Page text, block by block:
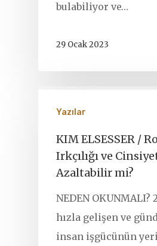
bulabiliyor ve…
29 Ocak 2023
Yazılar
KIM ELSESSER /
Irkçılığı ve
Azaltabilir mi?
NEDEN OKUNMALI?
hızla gelişen ve
insan işgücünün